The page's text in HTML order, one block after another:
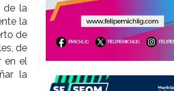
de la
la
de
de
en el
la